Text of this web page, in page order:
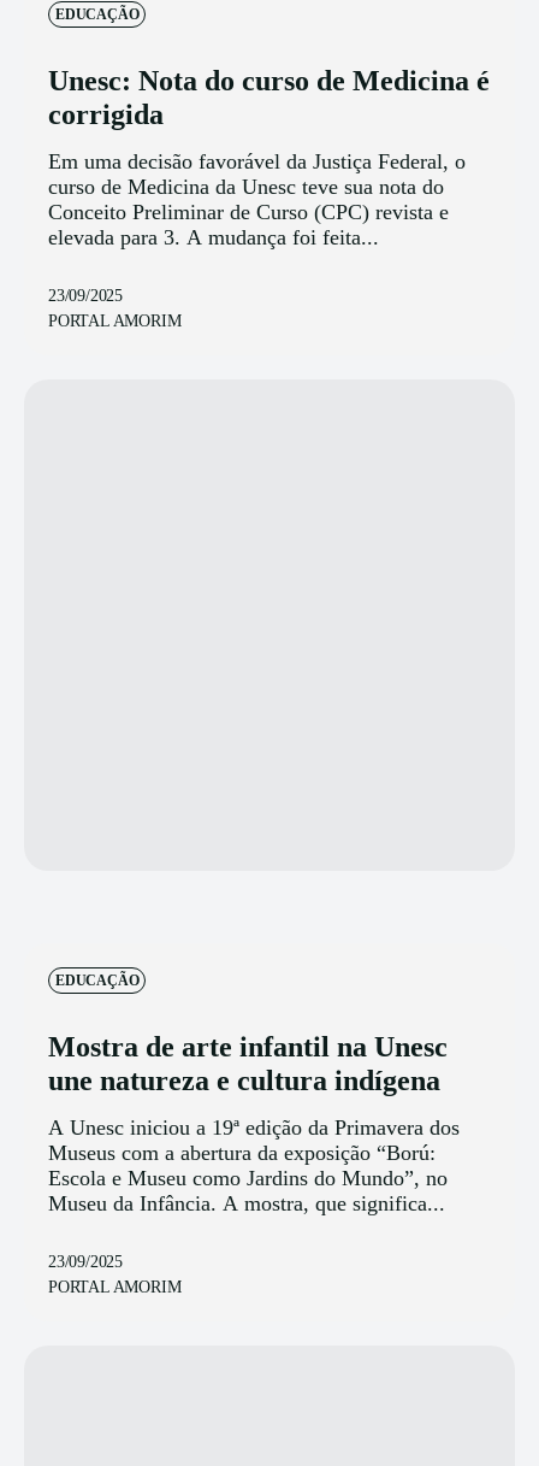
EDUCAÇÃO
Unesc: Nota do curso de Medicina é
corrigida
Em uma decisão favorável da Justiça Federal, o
curso de Medicina da Unesc teve sua nota do
Conceito Preliminar de Curso (CPC) revista e
elevada para 3. A mudança foi feita...
23/09/2025
PORTAL AMORIM
EDUCAÇÃO
Mostra de arte infantil na Unesc
une natureza e cultura indígena
A Unesc iniciou a 19ª edição da Primavera dos
Museus com a abertura da exposição “Ború:
Escola e Museu como Jardins do Mundo”, no
Museu da Infância. A mostra, que significa...
23/09/2025
PORTAL AMORIM